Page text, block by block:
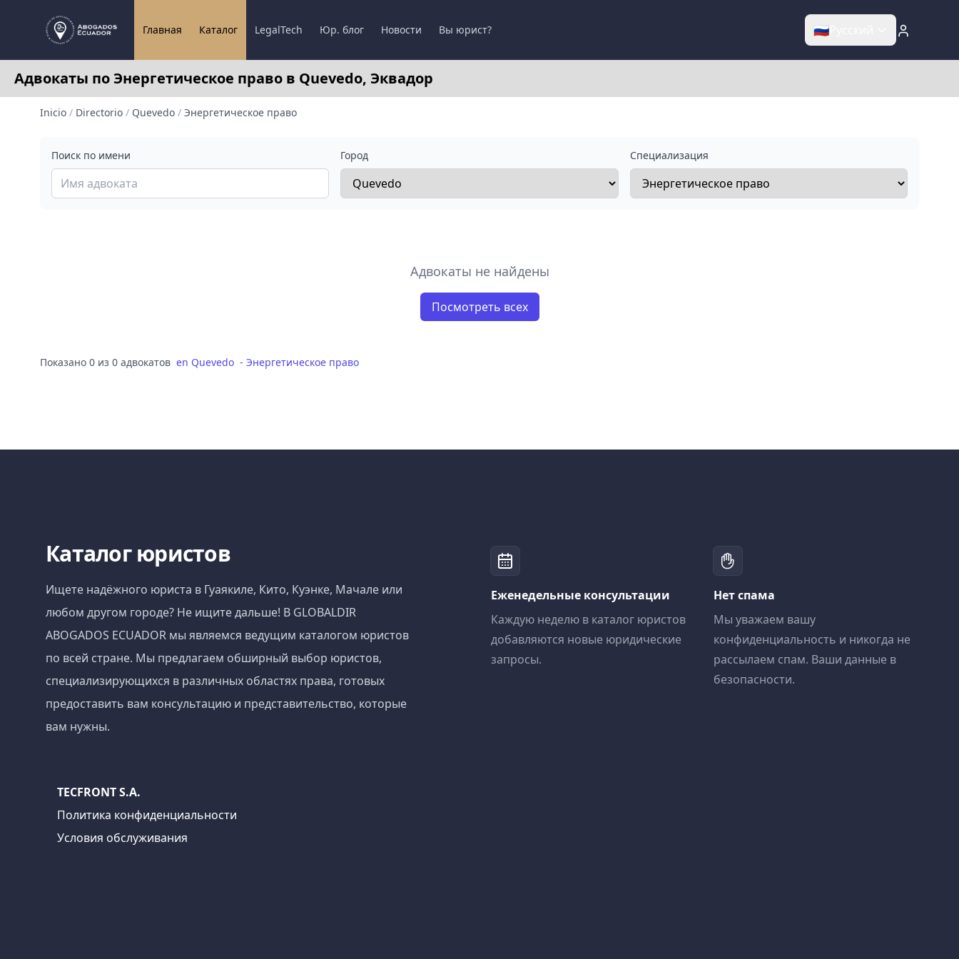
Главная Каталог LegalTech Юр. блог Новости Вы юрист? 🇷🇺
Адвокаты по Энергетическое право в Quevedo, Эквадор
Inicio / Directorio / Quevedo / Энергетическое право
Поиск по имени Город Специализация
Адвокаты не найдены
Посмотреть всех
Показано 0 из 0 адвокатов en Quevedo - Энергетическое право
Каталог юристов
Ищете надёжного юриста в Гуаякиле, Кито, Куэнке, Мачале или
любом другом городе? Не ищите дальше! В GLOBALDIR
ABOGADOS ECUADOR мы являемся ведущим каталогом юристов
по всей стране. Мы предлагаем обширный выбор юристов,
специализирующихся в различных областях права, готовых
предоставить вам консультацию и представительство, которые
вам нужны.
Еженедельные консультации
Каждую неделю в каталог юристов
добавляются новые юридические
запросы.
Нет спама
Мы уважаем вашу
конфиденциальность и никогда не
рассылаем спам. Ваши данные в
безопасности.
TECFRONT S.A.
Политика конфиденциальности
Условия обслуживания